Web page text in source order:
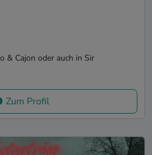
& Cajon oder auch in Sir
Zum Profil